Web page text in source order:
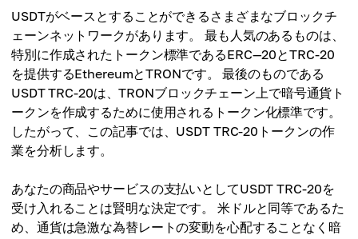
USDTがベースとすることができるさまざまなブロックチ
ェーンネットワークがあります。 最も人気のあるものは、
特別に作成されたトークン標準であるERC—20とTRC-20
を提供するEthereumとTRONです。 最後のものである
USDT TRC-20は、TRONブロックチェーン上で暗号通貨ト
ークンを作成するために使用されるトークン化標準です。
したがって、この記事では、USDT TRC-20トークンの作
業を分析します。
あなたの商品やサービスの支払いとしてUSDT TRC-20を
受け入れることは賢明な決定です。 米ドルと同等であるた
め、通貨は急激な為替レートの変動を心配することなく暗